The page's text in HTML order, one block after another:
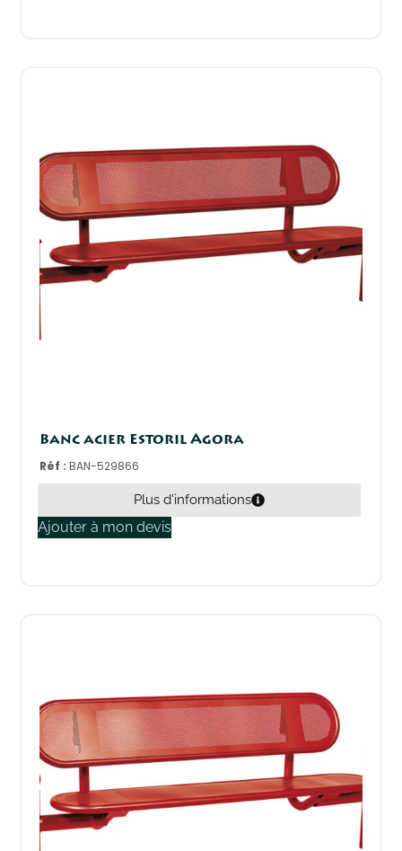
Banc acier Estoril Agora
Réf :BAN-529866
Plus d'informations
Ajouter à mon devis